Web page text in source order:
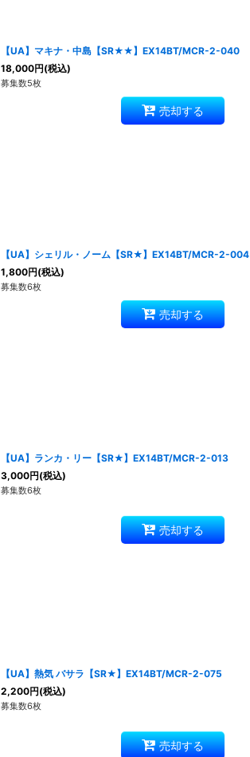
【UA】マキナ・中島【SR★★】EX14BT/MCR-2-040
18,000円(税込)
募集数5枚
売却する
【UA】シェリル・ノーム【SR★】EX14BT/MCR-2-004
1,800円(税込)
募集数6枚
売却する
【UA】ランカ・リー【SR★】EX14BT/MCR-2-013
3,000円(税込)
募集数6枚
売却する
【UA】熱気 バサラ【SR★】EX14BT/MCR-2-075
2,200円(税込)
募集数6枚
売却する